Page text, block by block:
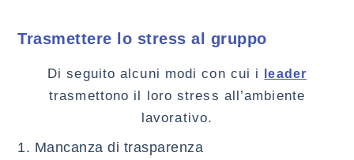
Trasmettere lo stress al gruppo
Di seguito alcuni modi con cui i leader
trasmettono il loro stress all’ambiente
lavorativo.
1. Mancanza di trasparenza